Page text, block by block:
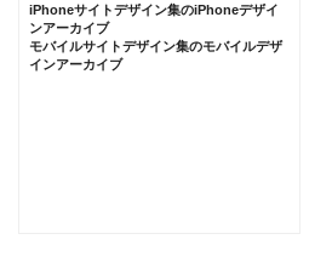
iPhoneサイトデザイン集のiPhoneデザイ
ンアーカイブ
モバイルサイトデザイン集のモバイルデザ
インアーカイブ